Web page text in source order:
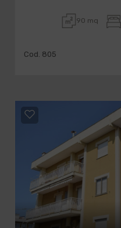
90 mq
Cod. 805